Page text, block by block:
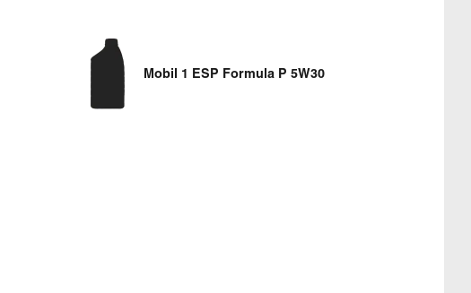
Mobil 1 ESP Formula P 5W30